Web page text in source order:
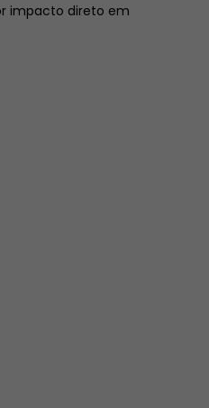
impacto direto em